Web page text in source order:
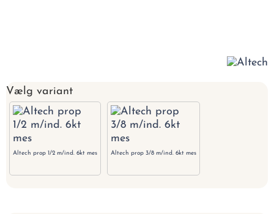
Vælg variant
Altech prop 1/2 m/ind. 6kt mes Altech prop 3/8 m/ind. 6kt mes